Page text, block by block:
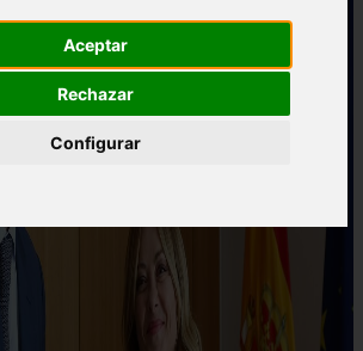
Aceptar
Rechazar
Configurar